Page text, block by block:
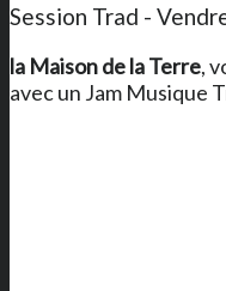
Session Trad -
la Maison de la Terre,
avec un Jam Musique